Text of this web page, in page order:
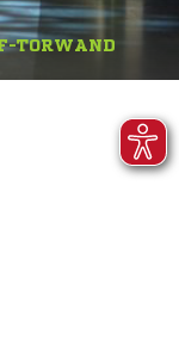
TORWAND